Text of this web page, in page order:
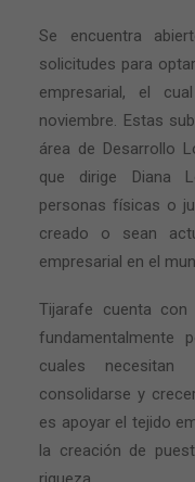
Se encuentra
solicitudes para
empresarial, el
noviembre. Estas
área de Desarrollo
que dirige Diana
personas físicas o
creado o sean
empresarial en el
Tijarafe cuenta con
fundamentalmente
cuales
consolidarse y
es apoyar el tejido
la creación de